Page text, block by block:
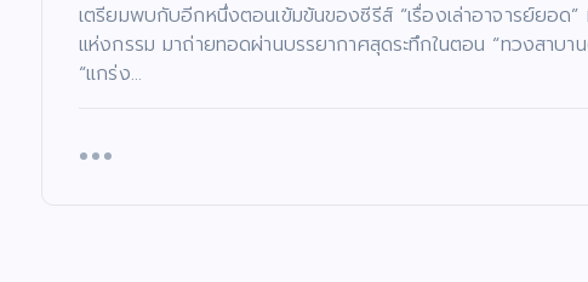
เตรียมพบกับอีกหนึ่งตอนเข้มข้นของซีรีส์ “เรื่องเล่าอาจารย์ยอ
แห่งกรรม มาถ่ายทอดผ่านบรรยากาศสุดระทึกในตอน “ทวงสาบา
“แกร่ง…